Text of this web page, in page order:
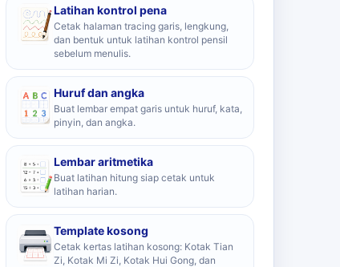
Latihan kontrol pena
Cetak halaman tracing garis, lengkung,
dan bentuk untuk latihan kontrol pensil
sebelum menulis.
Huruf dan angka
Buat lembar empat garis untuk huruf, kata,
pinyin, dan angka.
Lembar aritmetika
Buat latihan hitung siap cetak untuk
latihan harian.
Template kosong
Cetak kertas latihan kosong: Kotak Tian
Zi, Kotak Mi Zi, Kotak Hui Gong, dan